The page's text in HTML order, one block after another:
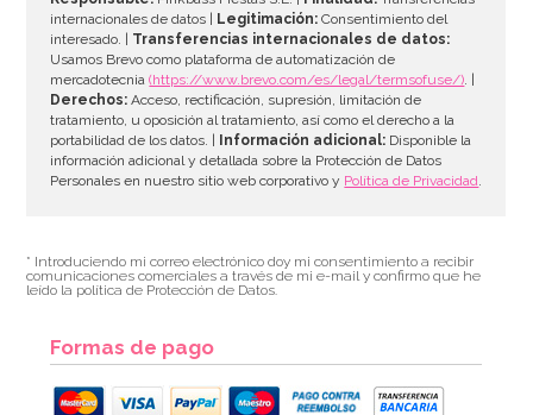
internacionales de datos |
Legitimación: Consentimiento del
interesado. | Transferencias internacionales de datos:
Usamos Brevo como plataforma de automatización de
mercadotecnia(https://www.brevo.com/es/legal/termsofuse/). |
Derechos: Acceso, rectificación, supresión, limitación de
tratamiento, u oposición al tratamiento, así como el derecho a la
portabilidad de los datos. |
Información adicional: Disponible la
información adicional y detallada sobre la Protección de Datos
Personales en nuestro sitio web corporativo y Política de Privacidad.
* Introduciendo mi correo electrónico doy mi consentimiento a recibir
comunicaciones comerciales a través de mi e-mail y confirmo que he
leído la política de Protección de Datos.
Formas de pago